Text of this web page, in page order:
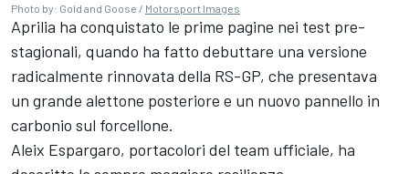
Photo by: Gold and Goose / Motorsport Images
Aprilia ha conquistato le prime pagine nei test pre-
stagionali, quando ha fatto debuttare una versione
radicalmente rinnovata della RS-GP, che presentava
un grande alettone posteriore e un nuovo pannello in
carbonio sul forcellone.
Aleix Espargaro, portacolori del team ufficiale, ha